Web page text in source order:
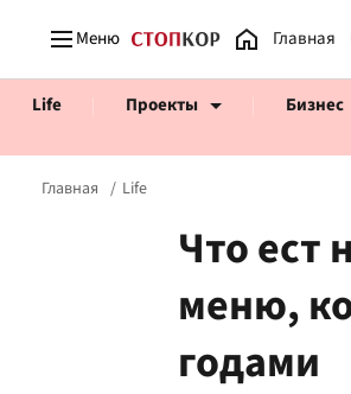
Меню Главная
Life Проекты Бизнес
Главная Life
Что ест
меню,
годами